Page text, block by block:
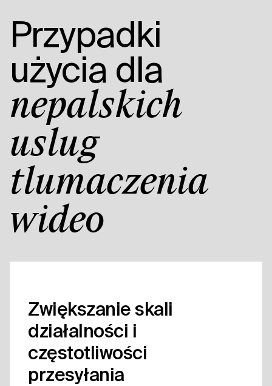
Przypadki
użycia dla
nepalskich
usług
tłumaczenia
wideo
Zwiększanie skali
działalności i
częstotliwości
przesyłania